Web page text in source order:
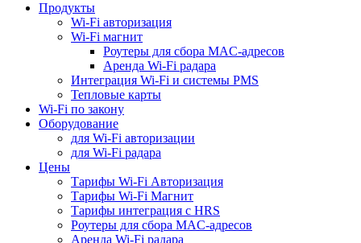
Продукты
Wi-Fi авторизация
Wi-Fi магнит
Роутеры для сбора MAC-адресов
Аренда Wi-Fi радара
Интеграция Wi-Fi и системы PMS
Тепловые карты
Wi-Fi по закону
Оборудование
для Wi-Fi авторизации
для Wi-Fi радара
Цены
Тарифы Wi-Fi Авторизация
Тарифы Wi-Fi Магнит
Тарифы интеграция с HRS
Роутеры для сбора MAC-адресов
Аренда Wi-Fi радара